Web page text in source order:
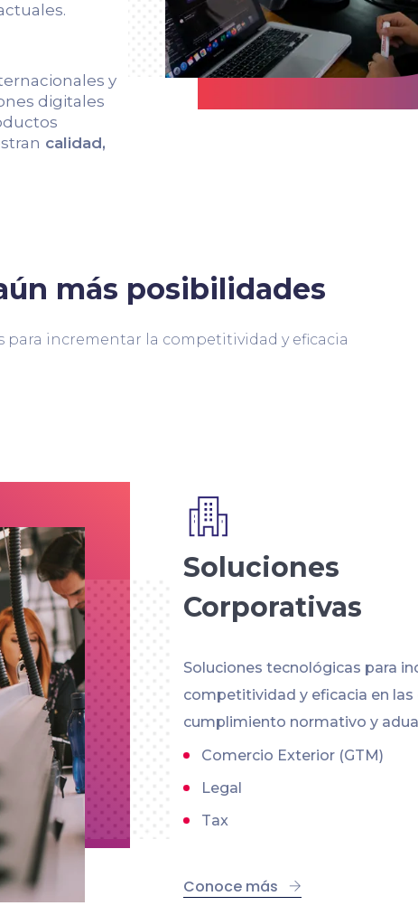
y
digitales
calidad,
más posibilidades
para incrementar la competitividad y eficacia
Soluciones
Corporativas
Soluciones tecnológicas para
competitividad y eficacia en las
cumplimiento normativo y
Comercio Exterior (GTM)
Legal
Tax
Conoce más